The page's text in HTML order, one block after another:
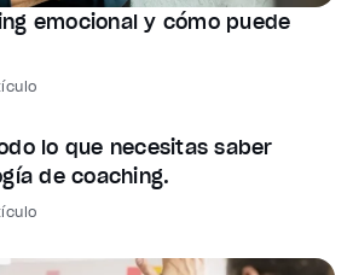
emocional y cómo puede
lo que necesitas saber
de coaching.